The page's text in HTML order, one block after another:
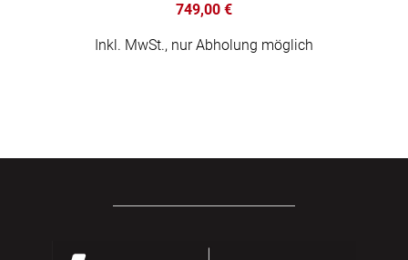
749,00 €
Inkl. MwSt., nur Abholung möglich